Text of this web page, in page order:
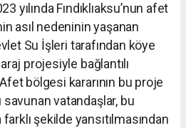
yılında Fındıklıaksu’nun afet
asıl nedeninin yaşanan
Su İşleri tarafından köye
projesiyle bağlantılı
bölgesi kararının bu proje
savunan vatandaşlar, bu
şekilde yansıtılmasından